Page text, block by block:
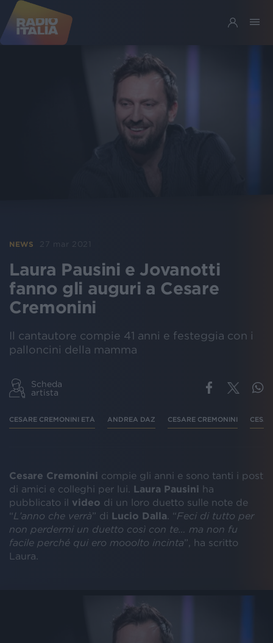
NEWS 27 mar 2021
Laura Pausini e Jovanotti
fanno gli auguri a Cesare
Cremonini
Il cantautore compie 41 anni e festeggia con i
palloncini della mamma
Scheda
artista
CESARE CREMONINI ETÀ ANDREA DAZ CESARE CREMONINI
Cesare Cremonini compie gli anni e sono tanti i post
di amici e colleghi per lui. Laura Pausini ha
pubblicato il video di un loro duetto sulle note de
“L’anno che verrà” di Lucio Dalla . “Feci di tutto per
non perdermi un duetto così con te… ma non fu
facile perché qui ero mooolto incinta”, ha scritto
Laura.